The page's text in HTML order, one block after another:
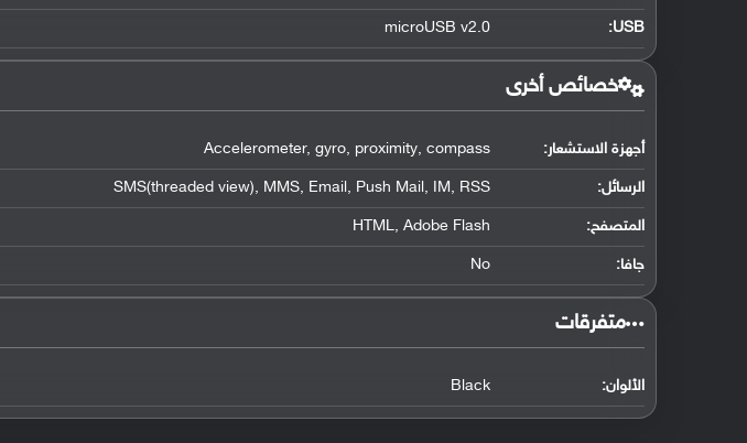
USB
:
microUSB v2.0
خصائص أخرى
أجهزة الاستشعار: Accelerometer, gyro, proximity, compass
الرسائل: SMS(threaded view), MMS, Email, Push Mail, IM, RSS
المتصفح: HTML, Adobe Flash
جافا: No
‏متفرقات‏
الألوان: Black